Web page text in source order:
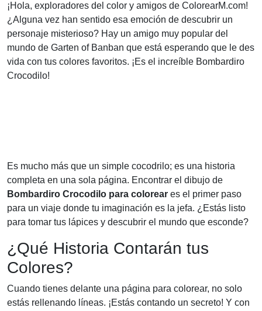
¡Hola, exploradores del color y amigos de ColorearM.com!
¿Alguna vez han sentido esa emoción de descubrir un
personaje misterioso? Hay un amigo muy popular del
mundo de Garten of Banban que está esperando que le des
vida con tus colores favoritos. ¡Es el increíble Bombardiro
Crocodilo!
Es mucho más que un simple cocodrilo; es una historia
completa en una sola página. Encontrar el dibujo de
Bombardiro Crocodilo para colorear es el primer paso
para un viaje donde tu imaginación es la jefa. ¿Estás listo
para tomar tus lápices y descubrir el mundo que esconde?
¿Qué Historia Contarán tus
Colores?
Cuando tienes delante una página para colorear, no solo
estás rellenando líneas. ¡Estás contando un secreto! Y con